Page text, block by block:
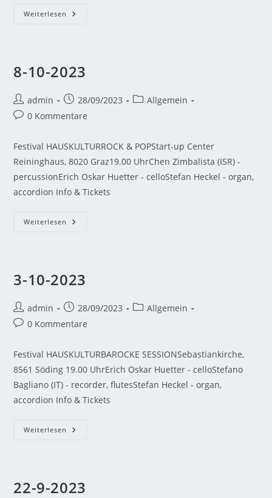
Weiterlesen
8-10-2023
admin 28/09/2023
Allgemein
0 Kommentare
Festival HAUSKULTURROCK & POPStart-up Center
Reininghaus, 8020 Graz19.00 UhrChen Zimbalista (ISR) -
percussionErich Oskar Huetter - celloStefan Heckel - organ,
accordion Info & Tickets
Weiterlesen
3-10-2023
admin 28/09/2023
Allgemein
0 Kommentare
Festival HAUSKULTURBAROCKE SESSIONSebastiankirche,
8561 Söding 19.00 UhrErich Oskar Huetter - celloStefano
Bagliano (IT) - recorder, flutesStefan Heckel - organ,
accordion Info & Tickets
Weiterlesen
22-9-2023